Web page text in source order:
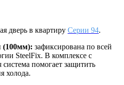
дверь в квартиру Серии 94.
(100мм): зафиксирована по всей
SteelFix. В комплексе с
система помогает защитить
холода.